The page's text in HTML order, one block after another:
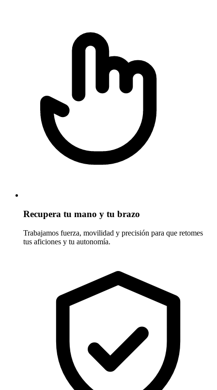
Recupera tu mano y tu brazo
Trabajamos fuerza, movilidad y precisión para que retomes
tus aficiones y tu autonomía.